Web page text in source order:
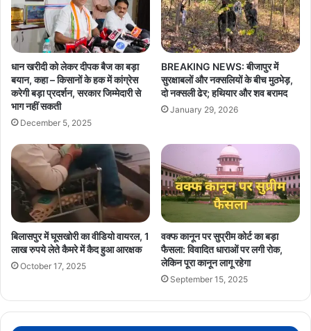
धान खरीदी को लेकर दीपक बैज का बड़ा
बयान, कहा – किसानों के हक में कांग्रेस
करेगी बड़ा प्रदर्शन, सरकार जिम्मेदारी से
भाग नहीं सकती
December 5, 2025
BREAKING NEWS: बीजापुर में
सुरक्षाबलों और नक्सलियों के बीच मुठभेड़,
दो नक्सली ढेर; हथियार और शव बरामद
January 29, 2026
बिलासपुर में घूसखोरी का वीडियो वायरल, 1
लाख रुपये लेते कैमरे में कैद हुआ आरक्षक
October 17, 2025
वक्फ कानून पर सुप्रीम कोर्ट का बड़ा
फैसला: विवादित धाराओं पर लगी रोक,
लेकिन पूरा कानून लागू रहेगा
September 15, 2025